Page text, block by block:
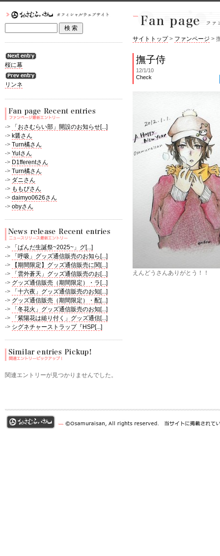
桜に幕
リンネ
->
「おさむらい部」開設のお知らせ[...]
-> k醤さん
-> Turn橘さん
-> YuIさん
-> D1fferentさん
-> Turn橘さん
-> ダニさん
-> ももぴさん
-> daimyo0626さん
-> obyさん
->
「ぱんだ生誕祭~2025~」グ[...]
->
「呼吸」グッズ通信販売のお知ら[...]
->
【期間限定】グッズ通信販売に関[...]
->
「雲外蒼天」グッズ通信販売のお[...]
-> グッズ通信販売（期間限定）・ラ[...]
->
「十六夜」グッズ通信販売のお知[...]
-> グッズ通信販売（期間限定）・配[...]
->
「冬花火」グッズ通信販売のお知[...]
->
「紫陽花は縋り付く」グッズ通信[...]
-> シグネチャーストラップ『HSP[...]
関連エントリーが見つかりませんでした。
サイトトップ> ファンページ >
撫子侍
12/1/10
Check
えんどうさんありがとう！！